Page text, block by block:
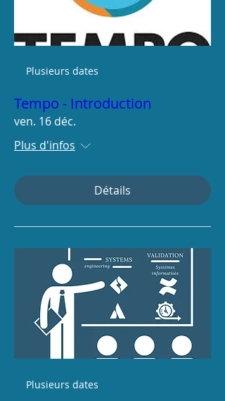
Plusieurs dates
Tempo - Introduction
ven. 16 déc.
Plus d'infos
Détails
Plusieurs dates